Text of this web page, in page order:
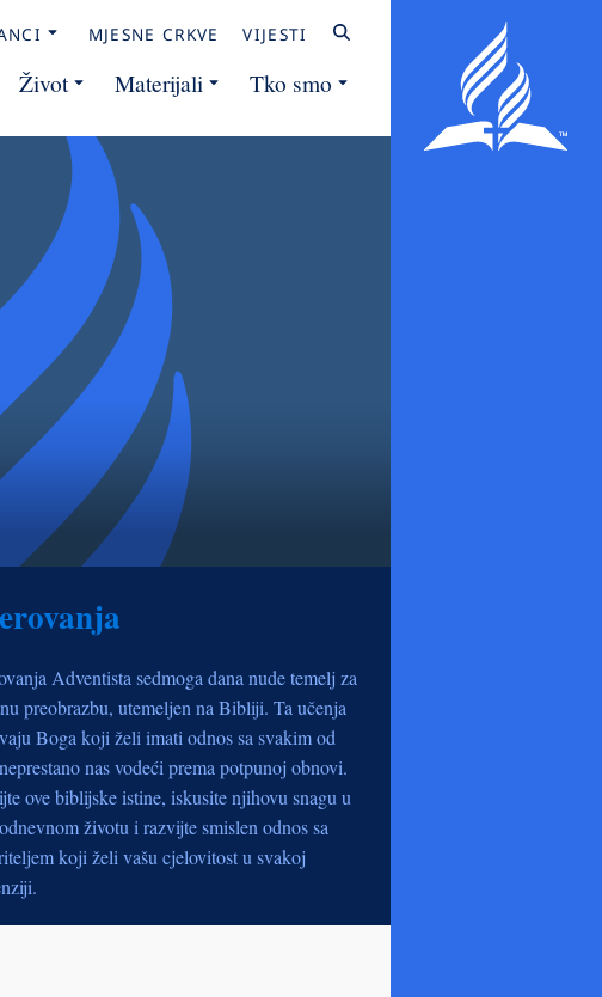
MJESNE CRKVE VIJESTI
Život Materijali Tko smo
Adventista sedmoga dana nude temelj za
preobrazbu, utemeljen na Bibliji. Ta učenja
Boga koji želi imati odnos sa svakim od
nas vodeći prema potpunoj obnovi.
ove biblijske istine, iskusite njihovu snagu u
životu i razvijte smislen odnos sa
koji želi vašu cjelovitost u svakoj